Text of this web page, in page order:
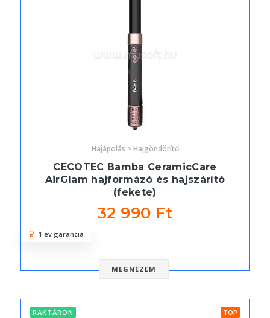
Hajápolás > Hajgöndörítő
CECOTEC Bamba CeramicCare
AirGlam hajformázó és hajszárító
(fekete)
32 990 Ft
MEGNÉZEM
1 év garancia
RAKTÁRON TOP